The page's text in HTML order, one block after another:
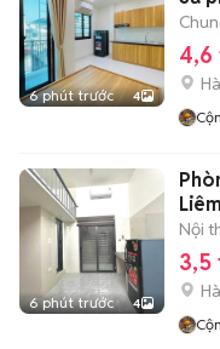
6 phút trước 4
4,6
6 phút trước 4
Liêm
Nội
3,5